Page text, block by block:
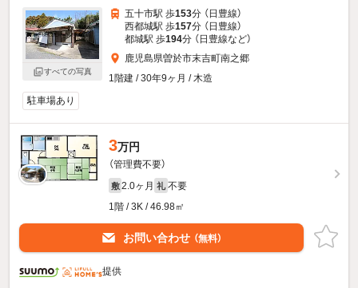
すべての写真
五十市駅 歩153分 （日豊線）
西都城駅 歩157分 （日豊線）
都城駅 歩194分 （日豊線など）
鹿児島県曽於市末吉町南之郷
1階建 / 30年9ヶ月 / 木造
駐車場あり
3万円
（管理費不要）
敷 2.0ヶ月 礼 不要
1階 / 3K / 46.98㎡
お問い合わせ （無料）
提供